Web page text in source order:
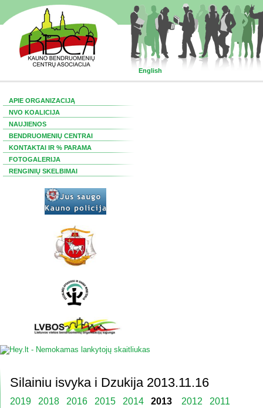
English
APIE ORGANIZACIJĄ
NVO KOALICIJA
NAUJIENOS
BENDRUOMENIŲ CENTRAI
KONTAKTAI IR % PARAMA
FOTOGALERIJA
RENGINIŲ SKELBIMAI
Silainiu isvyka i Dzukija 2013.11.16
2019 2018 2016 2015 2014 2013 2012 2011